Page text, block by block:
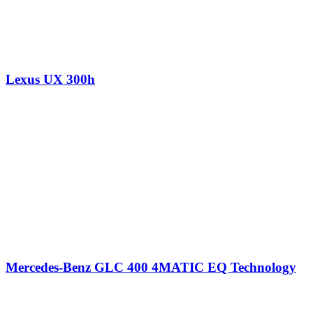
Lexus UX 300h
Mercedes-Benz GLC 400 4MATIC EQ Technology